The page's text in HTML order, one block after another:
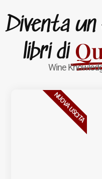
Diventa
libri di
Wine
NUOVA USCITA